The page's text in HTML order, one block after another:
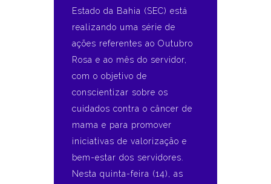
Estado da Bahia (SEC) está
realizando uma série de
ações referentes ao Outubro
Rosa e ao mês do servidor,
com o objetivo de
conscientizar sobre os
cuidados contra o câncer de
mama e para promover
iniciativas de valorização e
bem-estar dos servidores.
Nesta quinta-feira (14), as